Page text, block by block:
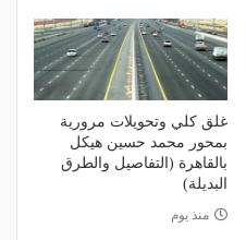
غلق كلي وتحويلات مرورية
بمحور محمد حسين هيكل
بالقاهرة (التفاصيل والطرق
البديلة)
منذ يوم